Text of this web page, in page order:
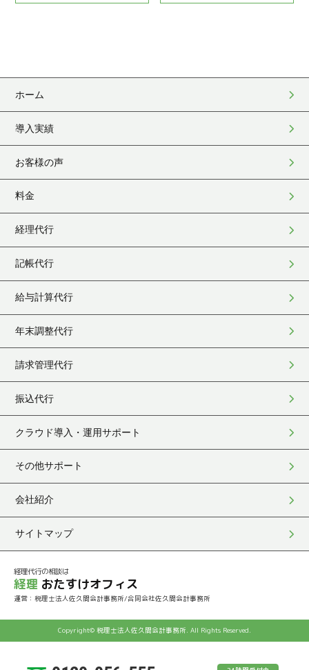
ホーム
導入実績
お客様の声
料金
経理代行
記帳代行
給与計算代行
年末調整代行
請求管理代行
振込代行
クラウド導入・運用サポート
その他サポート
会社紹介
サイトマップ
経理代行の相談は
経理 おたすけオフィス
運営：税理士法人佐久間会計事務所/合同会社佐久間会計事務所
Copyright© 税理士法人佐久間会計事務所. All Rights Reserved.